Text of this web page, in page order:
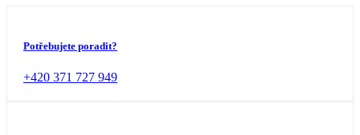
Potřebujete poradit?
+420 371 727 949